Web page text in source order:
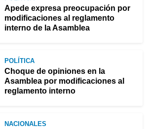
Apede expresa preocupación por
modificaciones al reglamento
interno de la Asamblea
POLÍTICA
Choque de opiniones en la
Asamblea por modificaciones al
reglamento interno
NACIONALES